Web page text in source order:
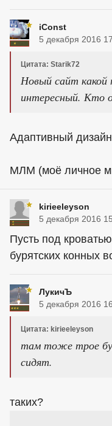
iConst
5 декабря 2016
Цитата: Starik72
Новый сайт
интересный. Кто
Адаптивный
МЛМ (моё личное
kirieeleyson
5 декабря 2016
Пусть под
бурятских конных
ЛукичЪ
5 декабря 2016
Цитата: kirieeleyson
там тоже трое
сидят.
таких?